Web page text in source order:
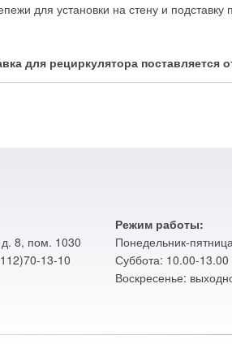
для установки на стену и
для рециркулятора поставляется
8, пом. 1030
13-10
Режим работы:
Понедельник-
Суббота: 10.00-13.00
Воскресенье: